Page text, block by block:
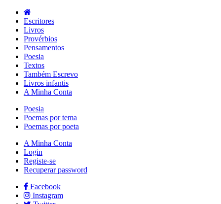
Escritores
Livros
Provérbios
Pensamentos
Poesia
Textos
Também Escrevo
Livros infantis
A Minha Conta
Poesia
Poemas por tema
Poemas por poeta
A Minha Conta
Login
Registe-se
Recuperar password
Facebook
Instagram